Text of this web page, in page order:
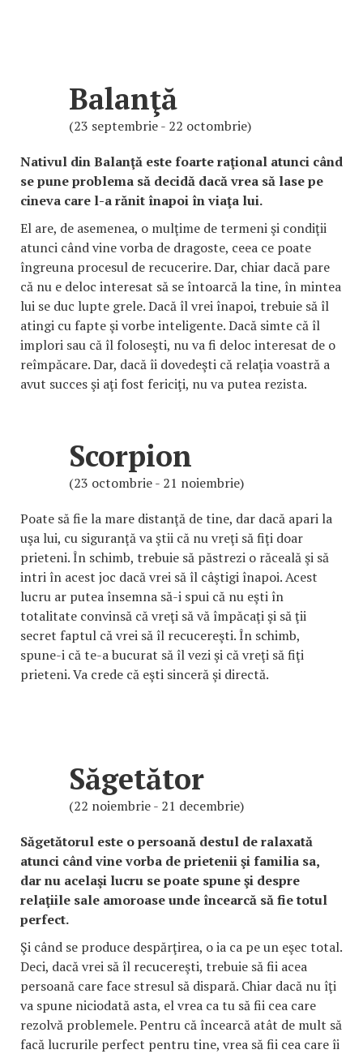
Balanţă
(23 septembrie - 22 octombrie)
Nativul din Balanţă este foarte raţional atunci când
se pune problema să decidă dacă vrea să lase pe
cineva care l-a rănit înapoi în viaţa lui.
El are, de asemenea, o mulţime de termeni şi condiţii
atunci când vine vorba de dragoste, ceea ce poate
îngreuna procesul de recucerire. Dar, chiar dacă pare
că nu e deloc interesat să se întoarcă la tine, în mintea
lui se duc lupte grele. Dacă îl vrei înapoi, trebuie să îl
atingi cu fapte şi vorbe inteligente. Dacă simte că îl
implori sau că îl foloseşti, nu va fi deloc interesat de o
reîmpăcare. Dar, dacă îi dovedeşti că relaţia voastră a
avut succes şi aţi fost fericiţi, nu va putea rezista.
Scorpion
(23 octombrie - 21 noiembrie)
Poate să fie la mare distanţă de tine, dar dacă apari la
uşa lui, cu siguranţă va ştii că nu vreţi să fiţi doar
prieteni. În schimb, trebuie să păstrezi o răceală şi să
intri în acest joc dacă vrei să îl câştigi înapoi. Acest
lucru ar putea însemna să-i spui că nu eşti în
totalitate convinsă că vreţi să vă împăcaţi şi să ţii
secret faptul că vrei să îl recucereşti. În schimb,
spune-i că te-a bucurat să îl vezi şi că vreţi să fiţi
prieteni. Va crede că eşti sinceră şi directă.
Săgetător
(22 noiembrie - 21 decembrie)
Săgetătorul este o persoană destul de ralaxată
atunci când vine vorba de prietenii şi familia sa,
dar nu acelaşi lucru se poate spune şi despre
relaţiile sale amoroase unde încearcă să fie totul
perfect.
Şi când se produce despărţirea, o ia ca pe un eşec total.
Deci, dacă vrei să îl recucereşti, trebuie să fii acea
persoană care face stresul să dispară. Chiar dacă nu îţi
va spune niciodată asta, el vrea ca tu să fii cea care
rezolvă problemele. Pentru că încearcă atât de mult să
facă lucrurile perfect pentru tine, vrea să fii cea care îi